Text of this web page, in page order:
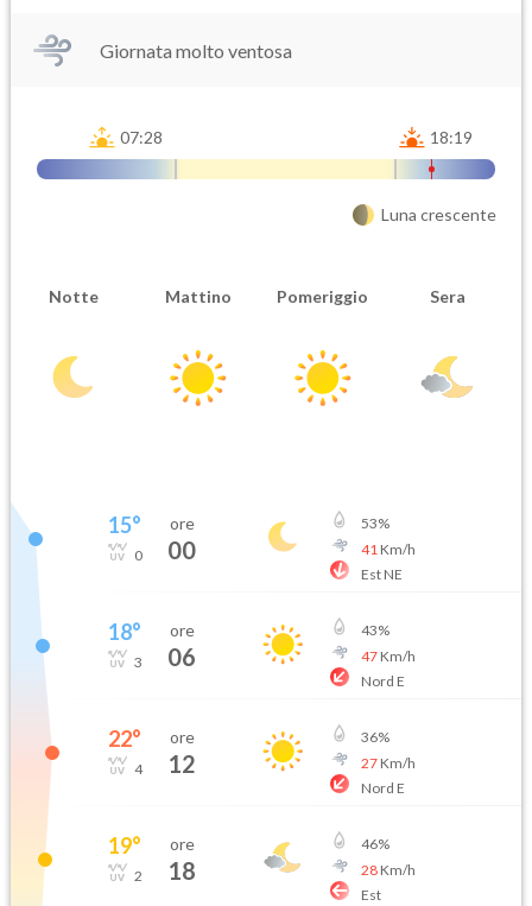
Giornata molto ventosa
07:28 18:19
Luna crescente
Notte Mattino Pomeriggio Sera
15°
0
ore
00
53%
41 Km/h
Est NE
18°
3
ore
06
43%
47Km/h
Nord E
22°
4
ore
12
36%
27Km/h
Nord E
19°
2
ore
18
46%
28Km/h
Est